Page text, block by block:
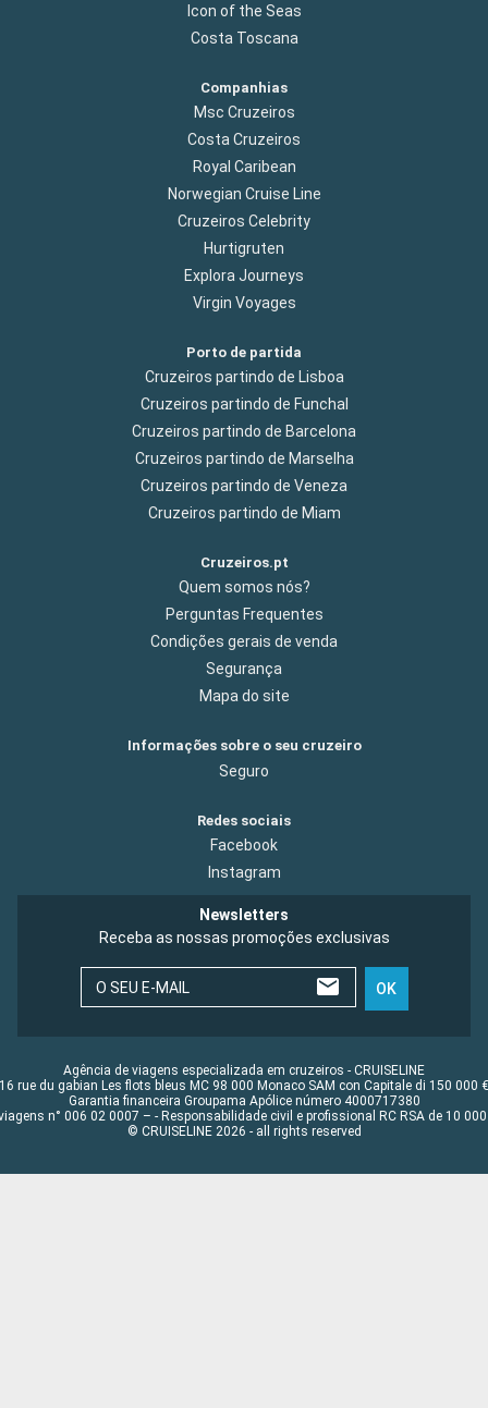
Icon of the Seas
Costa Toscana
Companhias
Msc Cruzeiros
Costa Cruzeiros
Royal Caribean
Norwegian Cruise Line
Cruzeiros Celebrity
Hurtigruten
Explora Journeys
Virgin Voyages
Porto de partida
Cruzeiros partindo de Lisboa
Cruzeiros partindo de Funchal
Cruzeiros partindo de Barcelona
Cruzeiros partindo de Marselha
Cruzeiros partindo de Veneza
Cruzeiros partindo de Miam
Cruzeiros.pt
Quem somos nós?
Perguntas Frequentes
Condições gerais de venda
Segurança
Mapa do site
Informações sobre o seu cruzeiro
Seguro
Redes sociais
Facebook
Instagram
Newsletters
Receba as nossas promoções exclusivas
O SEU E-MAIL OK
Agência de viagens especializada em cruzeiros - CRUISELINE
16 rue du gabian Les flots bleus MC 98 000 Monaco SAM con Capitale di 150 000 €
Garantia financeira Groupama Apólice número 4000717380
n° 006 02 0007 – - Responsabilidade civil e profissional RC RSA de 10 000
© CRUISELINE 2026 - all rights reserved